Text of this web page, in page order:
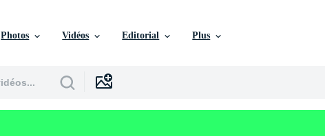
Photos Vidéos Editorial Plus